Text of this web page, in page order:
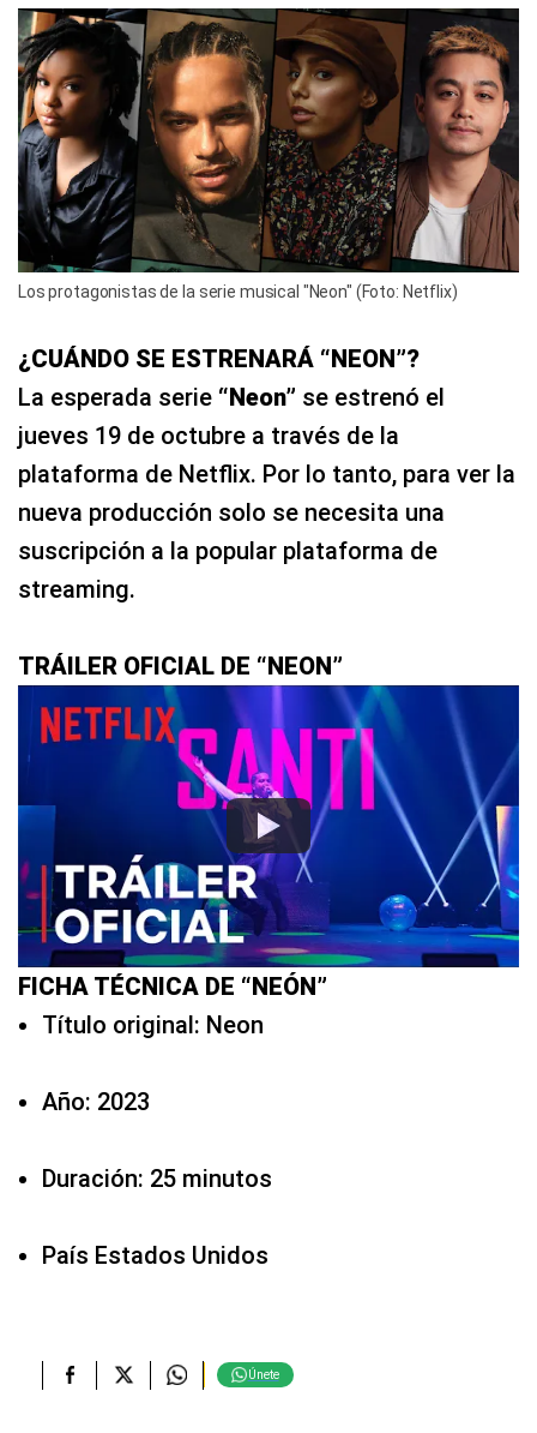
Los protagonistas de la serie musical "Neon" (Foto: Netflix)
¿CUÁNDO SE ESTRENARÁ “NEON”?
La esperada serie “Neon” se estrenó el
jueves 19 de octubre a través de la
plataforma de Netflix. Por lo tanto, para ver la
nueva producción solo se necesita una
suscripción a la popular plataforma de
streaming.
TRÁILER OFICIAL DE “NEON”
FICHA TÉCNICA DE “NEÓN”
Título original: Neon
Año: 2023
Duración: 25 minutos
País Estados Unidos
Únete